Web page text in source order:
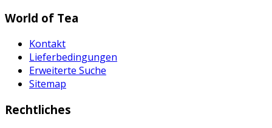
World of Tea
Kontakt
Lieferbedingungen
Erweiterte Suche
Sitemap
Rechtliches